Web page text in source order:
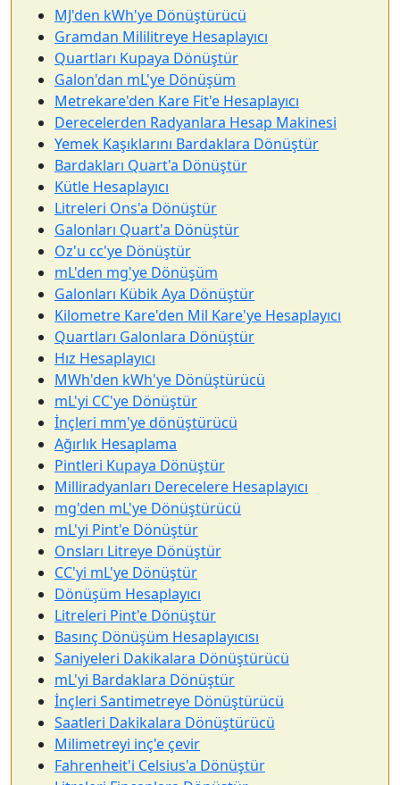
MJ'den kWh'ye Dönüştürücü
Gramdan Mililitreye Hesaplayıcı
Quartları Kupaya Dönüştür
Galon'dan mL'ye Dönüşüm
Metrekare'den Kare Fit'e Hesaplayıcı
Derecelerden Radyanlara Hesap Makinesi
Yemek Kaşıklarını Bardaklara Dönüştür
Bardakları Quart'a Dönüştür
Kütle Hesaplayıcı
Litreleri Ons'a Dönüştür
Galonları Quart'a Dönüştür
Oz'u cc'ye Dönüştür
mL'den mg'ye Dönüşüm
Galonları Kübik Aya Dönüştür
Kilometre Kare'den Mil Kare'ye Hesaplayıcı
Quartları Galonlara Dönüştür
Hız Hesaplayıcı
MWh'den kWh'ye Dönüştürücü
mL'yi CC'ye Dönüştür
İnçleri mm'ye dönüştürücü
Ağırlık Hesaplama
Pintleri Kupaya Dönüştür
Milliradyanları Derecelere Hesaplayıcı
mg'den mL'ye Dönüştürücü
mL'yi Pint'e Dönüştür
Onsları Litreye Dönüştür
CC'yi mL'ye Dönüştür
Dönüşüm Hesaplayıcı
Litreleri Pint'e Dönüştür
Basınç Dönüşüm Hesaplayıcısı
Saniyeleri Dakikalara Dönüştürücü
mL'yi Bardaklara Dönüştür
İnçleri Santimetreye Dönüştürücü
Saatleri Dakikalara Dönüştürücü
Milimetreyi inç'e çevir
Fahrenheit'i Celsius'a Dönüştür